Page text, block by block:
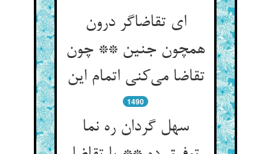
ای تقاضاگر درون
همچون جنین ** چون
تقاضا می‌کنی اتمام این
1490
سهل گردان ره نما